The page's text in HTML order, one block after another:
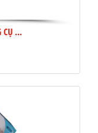
CỤ ...